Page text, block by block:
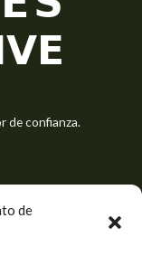
de
de confianza.
beneficios del